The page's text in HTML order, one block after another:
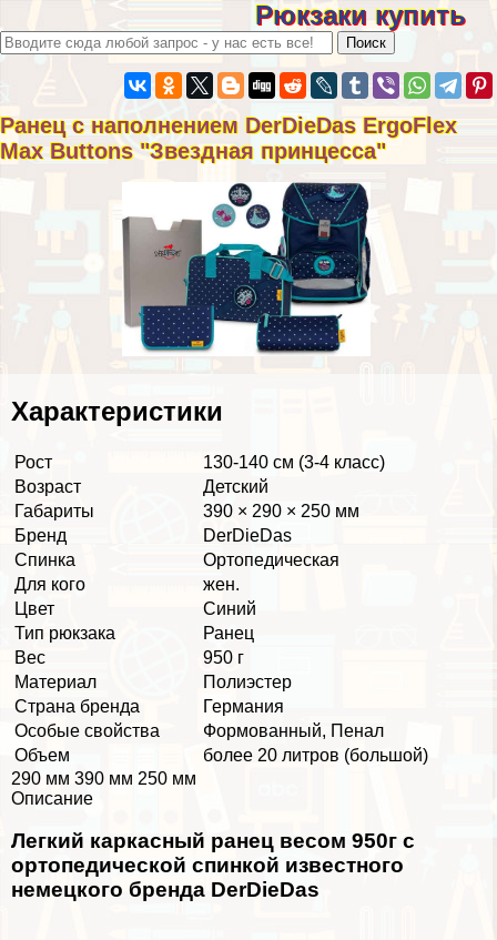
Рюкзаки купить
Ранец с наполнением DerDieDas ErgoFlex
Max Buttons "Звездная принцесса"
Хаpaктеристики
Рост
130-140 см (3-4 класс)
Возраст
Детский
Габариты
390 × 290 × 250 мм
Бренд
DerDieDas
Спинка
Ортопедическая
Для кого
жен.
Цвет
Синий
Тип рюкзака
Ранец
Вес
950 г
Материал
Полиэстер
Страна бренда
Германия
Особые свойства
Формованный, Пенал
Объем
более 20 литров (большой)
290 мм 390 мм 250 мм
Описание
Легкий каркасный ранец весом 950г с
ортопедической спинкой известного
немецкого бренда DerDieDas